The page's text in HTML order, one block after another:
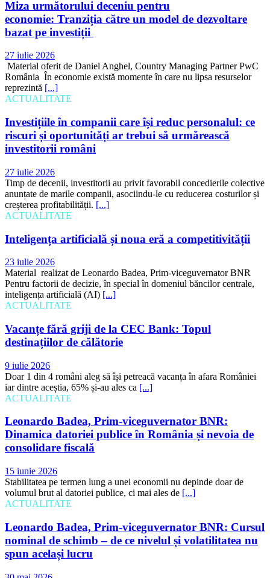
Miza următorului deceniu pentru
economie: Tranziția către un model de dezvoltare
bazat pe investiții
27 iulie 2026
Material oferit de Daniel Anghel, Country Managing Partner PwC
România În economie există momente în care nu lipsa resurselor
reprezintă [...]
ACTUALITATE
Investițiile în companii care își reduc personalul: ce
riscuri și oportunități ar trebui să urmărească
investitorii români
27 iulie 2026
Timp de decenii, investitorii au privit favorabil concedierile colective
anunțate de marile companii, asociindu-le cu reducerea costurilor și
creșterea profitabilității. [...]
ACTUALITATE
Inteligența artificială și noua eră a competitivității
23 iulie 2026
Material realizat de Leonardo Badea, Prim-viceguvernator BNR
Pentru factorii de decizie, în special în domeniul băncilor centrale,
inteligența artificială (AI) [...]
ACTUALITATE
Vacanțe fără griji de la CEC Bank: Topul
destinațiilor de călătorie
9 iulie 2026
Doar 1 din 4 români aleg să își petreacă vacanța în afara României
iar dintre aceștia, 65% și-au ales ca [...]
ACTUALITATE
Leonardo Badea, Prim-viceguvernator BNR:
Dinamica datoriei publice în România și nevoia de
consolidare fiscală
15 iunie 2026
Stabilitatea pe termen lung a unei economii nu depinde doar de
volumul brut al datoriei publice, ci mai ales de [...]
ACTUALITATE
Leonardo Badea, Prim-viceguvernator BNR: Cursul
nominal de schimb – de ce nivelul și volatilitatea nu
spun același lucru